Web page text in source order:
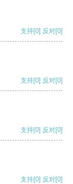
支持[0] 反对[0]
支持[0] 反对[0]
支持[0] 反对[0]
支持[0] 反对[0]